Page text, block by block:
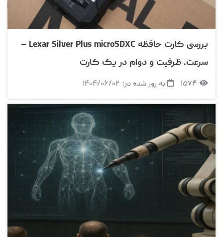
بررسی کارت حافظه Lexar Silver Plus microSDXC –
سرعت، ظرفیت و دوام در یک کارت
۱۵۷۴ به روز شده در: ۱۴۰۴/۰۶/۰۲